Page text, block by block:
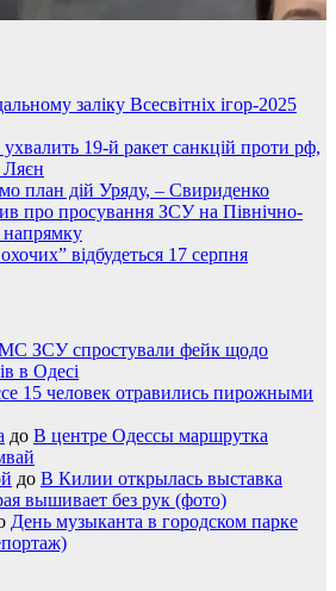
заліку Всесвітніх ігор-2025
19-й ракет санкцій проти рф,
Ляєн
план дій Уряду, – Свириденко
про просування ЗСУ на Північно-
охочих” відбудеться 17 серпня
ЗСУ спростували фейк щодо
в Одесі
15 человек отравились пирожными
до В центре Одессы маршрутка
до В Килии открылась выставка
вышивает без рук (фото)
День музыканта в городском парке